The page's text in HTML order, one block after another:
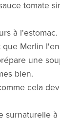
tomate
à l'estomac.
que Merlin
une
bien.
cela
surnaturelle